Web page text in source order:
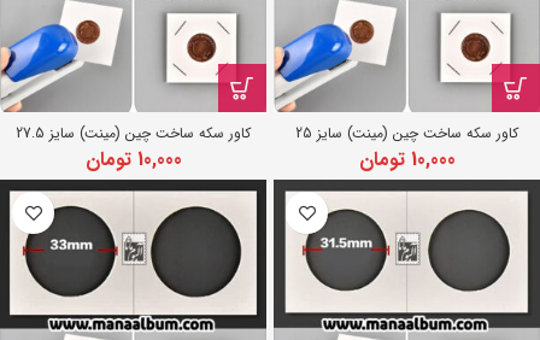
کاور سکه ساخت چین (مینت) سایز 25
10,000 تومان
کاور سکه ساخت چین (مینت) سایز 27.5
10,000 تومان